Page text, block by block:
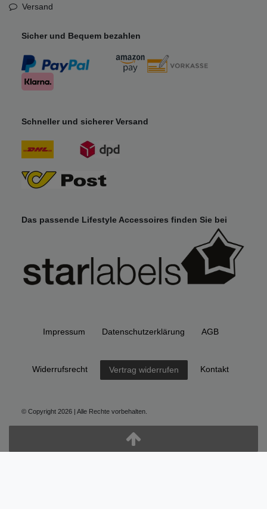
Versand
Sicher und Bequem bezahlen
Schneller und sicherer Versand
Das passende Lifestyle Accessoires finden Sie bei
Impressum Daten­schutz­erklärung AGB
Widerrufs­recht Vertrag widerrufen Kontakt
© Copyright 2026 | Alle Rechte vorbehalten.